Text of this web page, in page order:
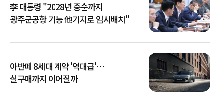
李 대통령 "2028년 중순까지
광주군공항 기능 他기지로 임시배치"
아반떼 8세대 계약 '역대급'…
실구매까지 이어질까